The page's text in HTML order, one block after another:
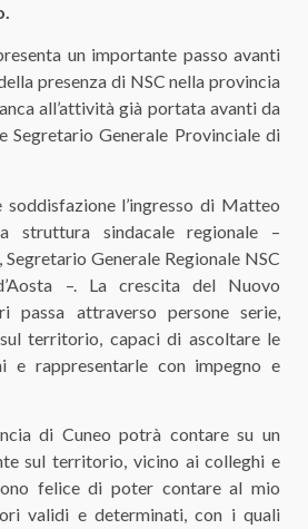
un importante passo avanti
presenza di NSC nella provincia
all’attività già portata avanti da
Segretario Generale Provinciale di
soddisfazione l’ingresso di Matteo
struttura sindacale regionale –
Generale Regionale NSC
–. La crescita del Nuovo
passa attraverso persone serie,
territorio, capaci di ascoltare le
e rappresentarle con impegno e
di Cuneo potrà contare su un
sul territorio, vicino ai colleghi e
felice di poter contare al mio
validi e determinati, con i quali